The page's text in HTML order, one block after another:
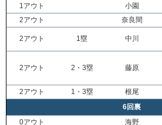
1アウト
小園
2アウト
奈良間
2アウト 1塁 中川
2アウト 2・3塁 藤原
2アウト
1・3塁 根尾
6回裏
0アウト
海野